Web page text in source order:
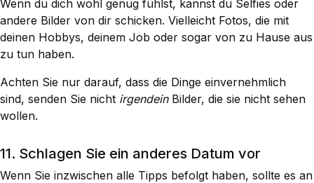
Wenn du dich wohl genug fühlst, kannst du Selfies oder
andere Bilder von dir schicken. Vielleicht Fotos, die mit
deinen Hobbys, deinem Job oder sogar von zu Hause aus
zu tun haben.
Achten Sie nur darauf, dass die Dinge einvernehmlich
sind, senden Sie nicht irgendeinBilder, die sie nicht sehen
wollen.
11. Schlagen Sie ein anderes Datum vor
Wenn Sie inzwischen alle Tipps befolgt haben, sollte es an